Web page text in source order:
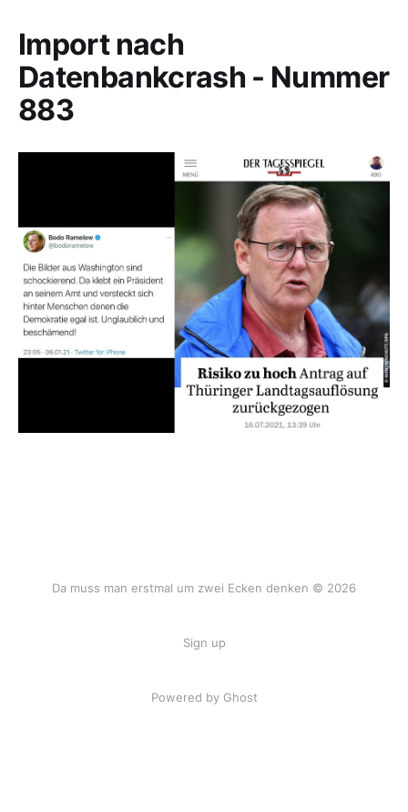
Import nach
Datenbankcrash - Nummer
883
Da muss man erstmal um zwei Ecken denken © 2026
Sign up
Powered by Ghost